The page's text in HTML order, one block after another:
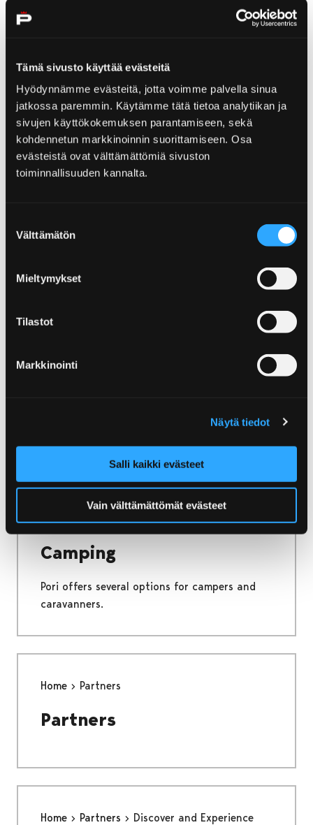
Tämä sivusto käyttää evästeitä
Hyödynnämme evästeitä, jotta voimme palvella sinua
jatkossa paremmin. Käytämme tätä tietoa analytiikan ja
sivujen käyttökokemuksen parantamiseen, sekä
kohdennetun markkinoinnin suorittamiseen. Osa
evästeistä ovat välttämättömiä sivuston
toiminnallisuuden kannalta.
valinta
Välttämätön
Mieltymykset
Tilastot
Markkinointi
Näytä tiedot
Salli kaikki evästeet
Vain välttämättömät evästeet
Home Visit Yyteri
Visit Yyteri
News
Activities
take you and find the best holiday
Home Stay and Enjoy Camping
Camping
Pori offers several options for campers and
caravanners.
Home Partners
Partners
Home Partners Discover and Experience